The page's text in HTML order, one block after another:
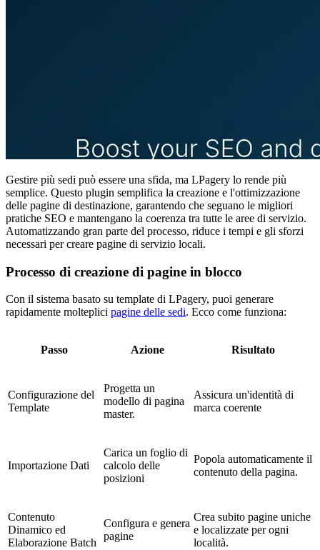
Gestire più sedi può essere una sfida, ma LPagery lo rende più
semplice. Questo plugin semplifica la creazione e l'ottimizzazione
delle pagine di destinazione, garantendo che seguano le migliori
pratiche SEO e mantengano la coerenza tra tutte le aree di servizio.
Automatizzando gran parte del processo, riduce i tempi e gli sforzi
necessari per creare pagine di servizio locali.
Processo di creazione di pagine in blocco
Con il sistema basato su template di LPagery, puoi generare
rapidamente molteplici pagine delle sedi. Ecco come funziona:
Passo Azione Risultato
Configurazione del
Template
Progetta un
modello di pagina
master.
Assicura un'identità di
marca coerente
Importazione Dati
Carica un foglio di
calcolo delle
posizioni
Popola automaticamente il
contenuto della pagina.
Contenuto
Dinamico ed
Elaborazione Batch
Configura e genera
pagine
Crea subito pagine uniche
e localizzate per ogni
località.